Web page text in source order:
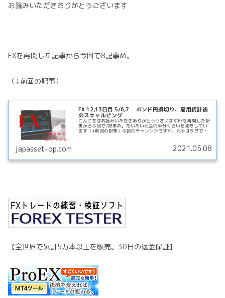
お読みいただきありがとうございます
FXを再開した記事から今回で8記事め。
（↓前回の記事）
FX 12,13日目 5/6,7 ポンド円損切り、雇用統計後
のスキャルピング
こんにちはお読みいただきありがとうございますFXを再開した記
事から今回で7記事め。だいたい元金の半分くらいを死守してい
ます（↓前回の記事）今回のチャレンジですが、元手はタダで
japasset-op.com 2021.05.08
【全世界で累計5万本以上を販売。30日の返金保証】